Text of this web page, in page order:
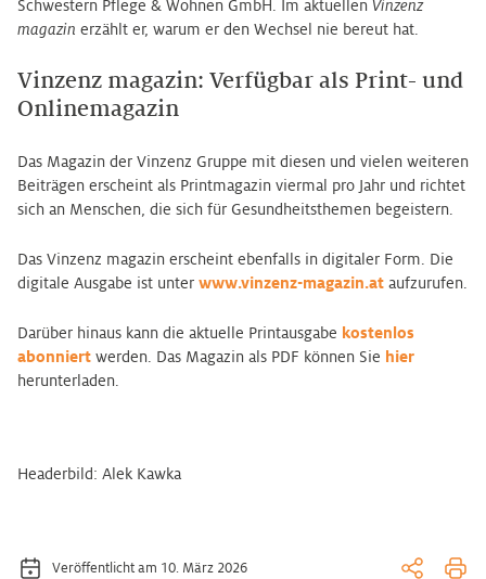
Schwestern Pflege & Wohnen GmbH. Im aktuellen Vinzenz
magazin erzählt er, warum er den Wechsel nie bereut hat.
Vinzenz magazin: Verfügbar als Print- und
Onlinemagazin
Das Magazin der Vinzenz Gruppe mit diesen und vielen weiteren
Beiträgen erscheint als Printmagazin viermal pro Jahr und richtet
sich an Menschen, die sich für Gesundheitsthemen begeistern.
Das Vinzenz magazin erscheint ebenfalls in digitaler Form. Die
digitale Ausgabe ist unter www.vinzenz-magazin.at aufzurufen.
Darüber hinaus kann die aktuelle Printausgabe kostenlos
abonniert werden. Das Magazin als PDF können Sie hier
herunterladen.
Headerbild: Alek Kawka
Veröffentlicht am 10. März 2026